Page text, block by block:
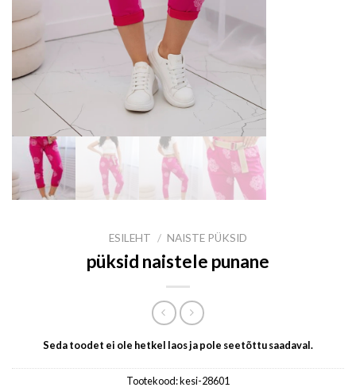
ESILEHT / NAISTE PÜKSID
püksid naistele punane
Seda toodet ei ole hetkel laos ja pole seetõttu saadaval.
Tootekood:kesi-28601